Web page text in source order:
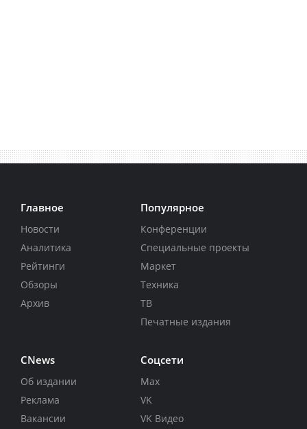
Главное
Новости
Аналитика
Рейтинги
Обзоры
Архив
Популярное
Конференции
Специальные проекты
Маркет
Техника
ТВ
Печатные издания
CNews
Об издании
Реклама
Вакансии
Соцсети
Max
VK
VK Видео